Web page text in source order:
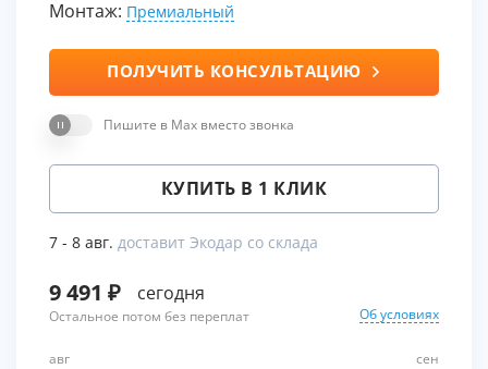
Монтаж: Премиальный
ПОЛУЧИТЬ КОНСУЛЬТАЦИЮ
Пишите в Max вместо звонка
КУПИТЬ В 1 КЛИК
7 - 8 авг. доставит Экодар со склада
9 491 сегодня
Остальное потом без переплат Об условиях
авг сен